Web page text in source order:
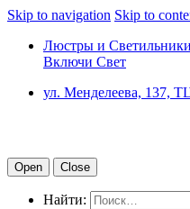
Skip to navigation Skip to
Люстры и
Включи Свет
ул. Менделеева, 137,
Open Close
Найти: